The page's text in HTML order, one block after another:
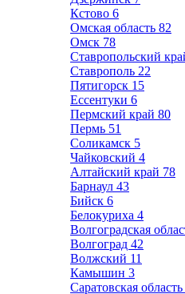
Кстово 6
Омская область 82
Омск 78
Ставропольский
Ставрополь 22
Пятигорск 15
Ессентуки 6
Пермский край 80
Пермь 51
Соликамск 5
Чайковский 4
Алтайский край 78
Барнаул 43
Бийск 6
Белокуриха 4
Волгоградская
Волгоград 42
Волжский 11
Камышин 3
Саратовская область